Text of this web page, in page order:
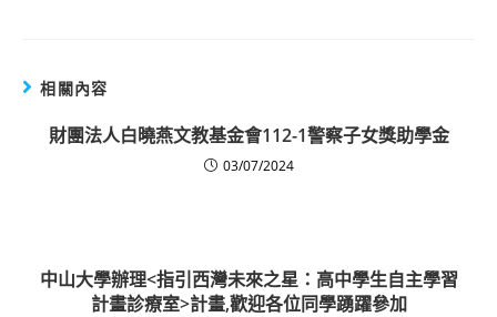
相關內容
財團法人白曉燕文教基金會112-1警察子女獎助學金
03/07/2024
中山大學辦理<指引西灣未來之星：高中學生自主學習
計畫診療室>計畫,歡迎各位同學踴躍參加